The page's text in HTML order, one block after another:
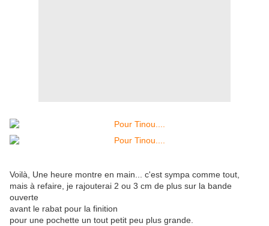
Voilà, Une heure montre en main... c'est sympa comme tout,
mais à refaire, je rajouterai 2 ou 3 cm de plus sur la bande
ouverte
avant le rabat pour la finition
pour une pochette un tout petit peu plus grande.